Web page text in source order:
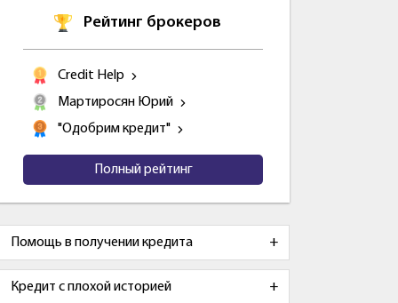
Рейтинг брокеров
Credit Help
Мартиросян Юрий
"Одобрим кредит"
Полный рейтинг
Помощь в получении кредита
Кредит с плохой историей